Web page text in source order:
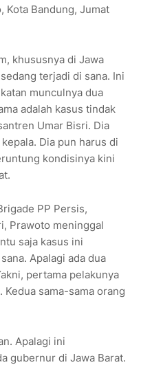
Kota Bandung, Jumat
khususnya di Jawa
terjadi di sana. Ini
munculnya dua
adalah kasus tindak
Umar Bisri. Dia
Dia pun harus di
kondisinya kini
PP Persis,
Prawoto meninggal
saja kasus ini
Apalagi ada dua
pertama pelakunya
sama-sama orang
Apalagi ini
gubernur di Jawa Barat.